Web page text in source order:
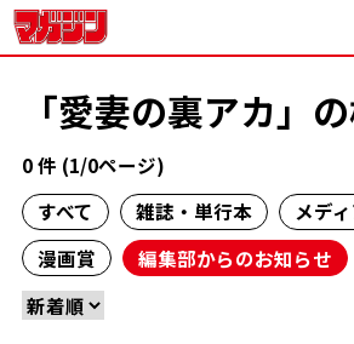
「愛妻の裏アカ」
0 件 (1/0ページ)
すべて
雑誌・単行本
メデ
漫画賞
編集部からのお知らせ